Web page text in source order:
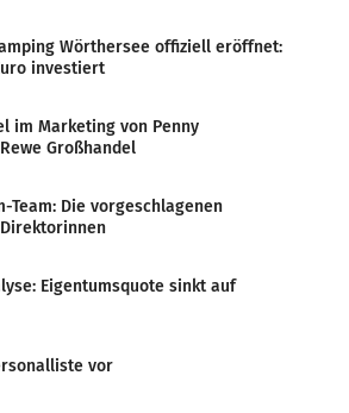
Wörthersee offiziell eröffnet:
investiert
im Marketing von Penny
Großhandel
Team: Die vorgeschlagenen
Eigentumsquote sinkt auf
vor